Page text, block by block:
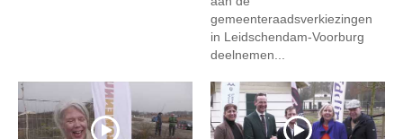
gemeenteraadsverkiezingen
in Leidschendam-Voorburg
deelnemen...